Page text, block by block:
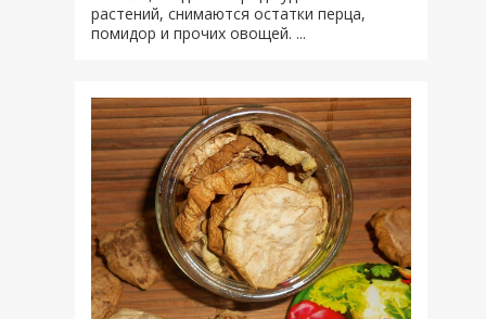
растений, снимаются остатки перца,
помидор и прочих овощей. ...